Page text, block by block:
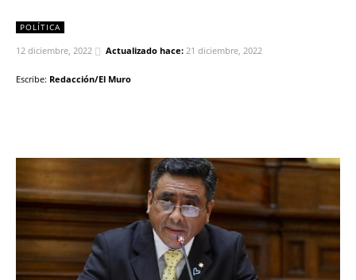
POLÍTICA
12 diciembre, 2022 Actualizado hace: 21 diciembre, 2022
Escribe: Redacción/El Muro